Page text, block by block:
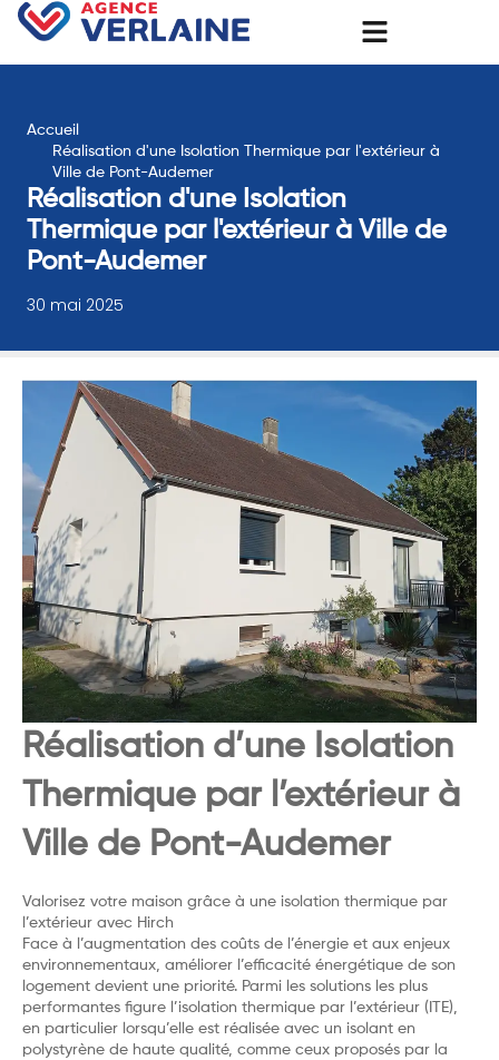
Accueil
Réalisation d'une Isolation Thermique par l'extérieur à
Ville de Pont-Audemer
Réalisation d'une Isolation
Thermique par l'extérieur à Ville de
Pont-Audemer
30 mai 2025
Réalisation d’une Isolation
Thermique par l’extérieur à
Ville de Pont-Audemer
Valorisez votre maison grâce à une isolation thermique par
l’extérieur avec Hirch
Face à l’augmentation des coûts de l’énergie et aux enjeux
environnementaux, améliorer l’efficacité énergétique de son
logement devient une priorité. Parmi les solutions les plus
performantes figure l’isolation thermique par l’extérieur (ITE),
en particulier lorsqu’elle est réalisée avec un isolant en
polystyrène de haute qualité, comme ceux proposés par la